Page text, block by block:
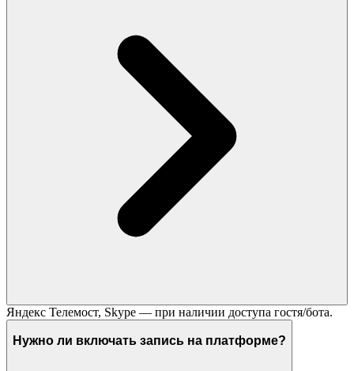
Яндекс Телемост, Skype — при наличии доступа гостя/бота.
Нужно ли включать запись на платформе?